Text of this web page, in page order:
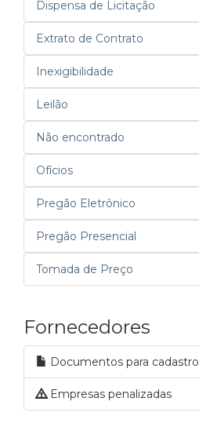
Dispensa de Licitação
Extrato de Contrato
Inexigibilidade
Leilão
Não encontrado
Ofícios
Pregão Eletrônico
Pregão Presencial
Tomada de Preço
Fornecedores
Documentos para cadastro
Empresas penalizadas